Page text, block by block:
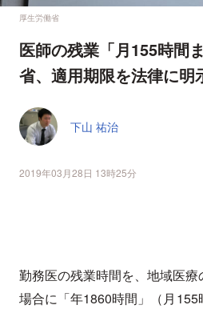
厚生労働省
医師の残業「月155時
省、適用期限を法律に
下山 祐治
2019年03月28日 13時25分
勤務医の残業時間を、地域医
場合に「年1860時間」（月